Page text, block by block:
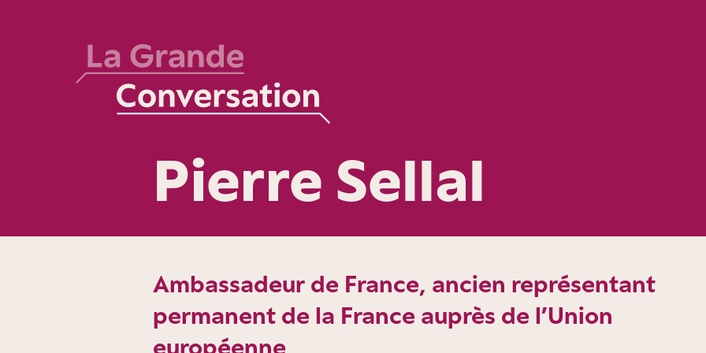
Pierre Sellal
Ambassadeur de France, ancien représentant
permanent de la France auprès de l’Union
européenne